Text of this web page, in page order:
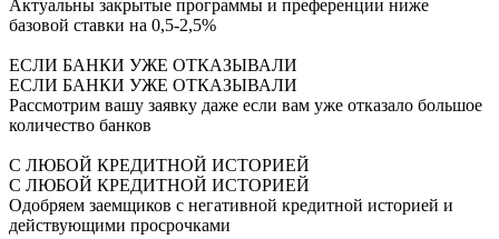
Актуальны закрытые программы и преференции ниже
базовой ставки на 0,5-2,5%
ЕСЛИ БАНКИ УЖЕ ОТКАЗЫВАЛИ
ЕСЛИ БАНКИ УЖЕ ОТКАЗЫВАЛИ
Рассмотрим вашу заявку даже если вам уже отказало большое
количество банков
С ЛЮБОЙ КРЕДИТНОЙ ИСТОРИЕЙ
С ЛЮБОЙ КРЕДИТНОЙ ИСТОРИЕЙ
Одобряем заемщиков с негативной кредитной историей и
действующими просрочками